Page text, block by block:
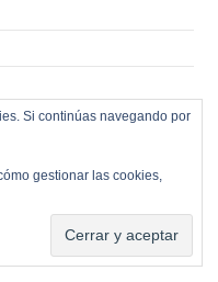
Si continúas navegando por
gestionar las cookies,